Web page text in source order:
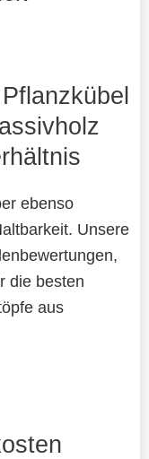
ebenso
Unsere
die besten
aus